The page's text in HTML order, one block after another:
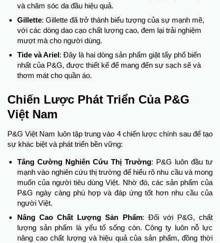
và chăm sóc da đầu hiệu quả.
Gillette: Gillette đã trở thành biểu tượng của sự mạnh mẽ,
với các dòng dao cạo chất lượng cao, đem lại trải nghiệm
mượt mà cho người dùng.
Tide và Ariel: Đây là hai dòng sản phẩm giặt tẩy phổ biến
nhất của P&G, được thiết kế để mang đến sự sạch sẽ và
thơm mát cho quần áo.
Chiến Lược Phát Triển Của P&G
Việt Nam
P&G Việt Nam luôn tập trung vào 4 chiến lược chính sau để tạo
sự khác biệt và phát triển bền vững:
Tăng Cường Nghiên Cứu Thị Trường: P&G luôn đầu tư
mạnh vào nghiên cứu thị trường để hiểu rõ nhu cầu và mong
muốn của người tiêu dùng Việt. Nhờ đó, các sản phẩm của
P&G ngày càng phù hợp và đáp ứng tốt hơn nhu cầu của
người Việt.
Nâng Cao Chất Lượng Sản Phẩm: Đối với P&G, chất
lượng sản phẩm là yếu tố sống còn. Công ty luôn nỗ lực
nâng cao chất lượng và hiệu quả của sản phẩm, đồng thời